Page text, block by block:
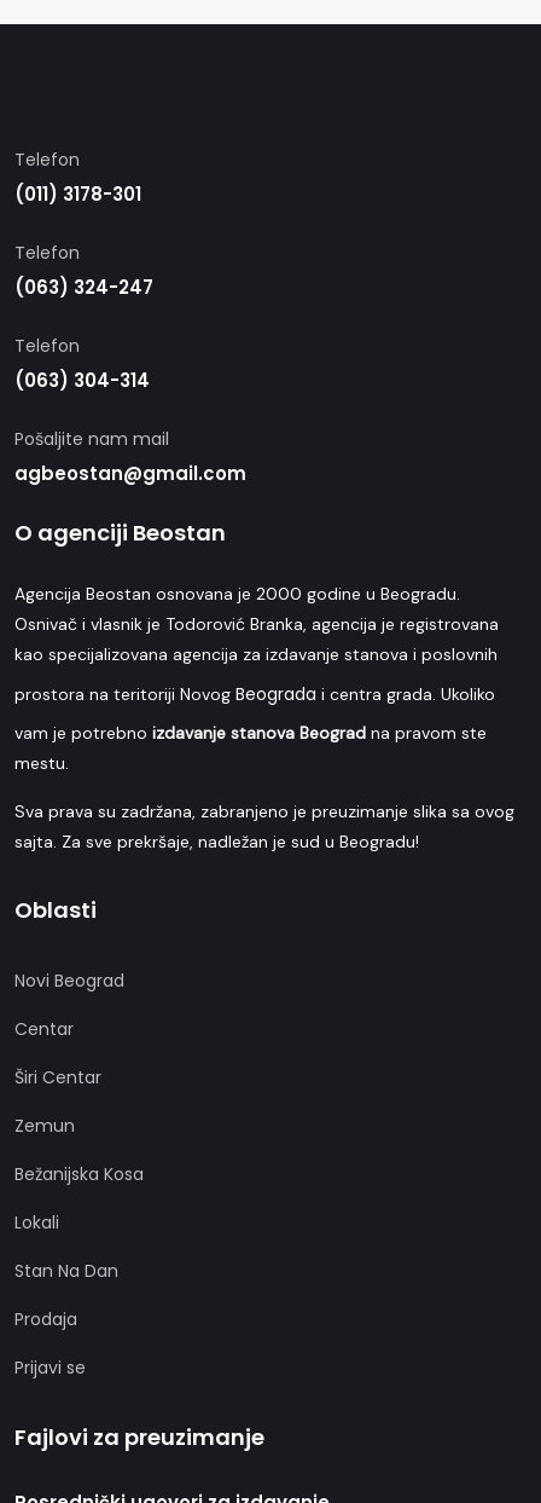
Telefon
(011) 3178-301
Telefon
(063) 324-247
Telefon
(063) 304-314
Pošaljite nam mail
agbeostan@gmail.com
O agenciji Beostan
Agencija Beostan osnovana je 2000 godine u Beogradu.
Osnivač i vlasnik je Todorović Branka, agencija je registrovana
kao specijalizovana agencija za izdavanje stanova i poslovnih
prostora na teritoriji Novog Beograda i centra grada. Ukoliko
vam je potrebno izdavanje stanova Beograd na pravom ste
mestu.
Sva prava su zadržana, zabranjeno je preuzimanje slika sa ovog
sajta. Za sve prekršaje, nadležan je sud u Beogradu!
Oblasti
Novi Beograd
Centar
Širi Centar
Zemun
Bežanijska Kosa
Lokali
Stan Na Dan
Prodaja
Prijavi se
Fajlovi za preuzimanje